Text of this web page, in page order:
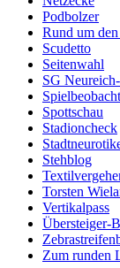
Podbolzer
Rund um
Scudetto
Seitenwahl
SG
Spottschau
Stadioncheck
Stehblog
Torsten
Vertikalpass
Übersteiger-
Zum runden